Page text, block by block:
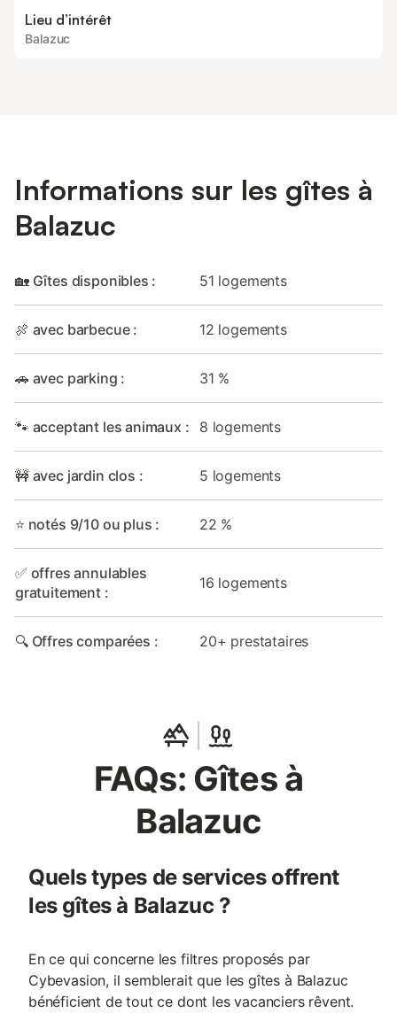
Lieu d’intérêt
Balazuc
Informations sur les gîtes à
Balazuc
🏡 Gîtes disponibles : 51 logements
🍖 avec barbecue : 12 logements
🚗 avec parking : 31 %
🐾 acceptant les animaux : 8 logements
🚧 avec jardin clos : 5 logements
⭐ notés 9/10 ou plus : 22 %
✅ offres annulables
gratuitement :
16 logements
🔍 Offres comparées : 20+ prestataires
FAQs: Gîtes à
Balazuc
Quels types de services offrent
les gîtes à Balazuc ?
En ce qui concerne les filtres proposés par
Cybevasion, il semblerait que les gîtes à Balazuc
bénéficient de tout ce dont les vacanciers rêvent.